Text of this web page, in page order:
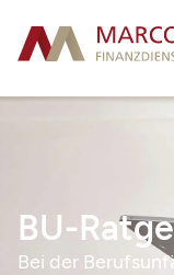
BU-
Bei der